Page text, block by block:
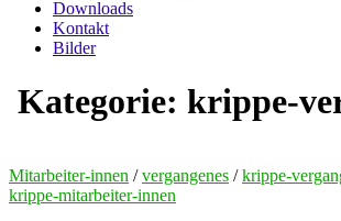
Downloads
Kontakt
Bilder
Kategorie: krippe-
Mitarbeiter-innen /vergangenes /krippe-
krippe-mitarbeiter-innen